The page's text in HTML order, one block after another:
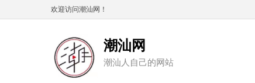
欢迎访问潮汕网！
潮汕网
潮汕人自己的网站